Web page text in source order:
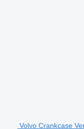
Volvo Crankcase